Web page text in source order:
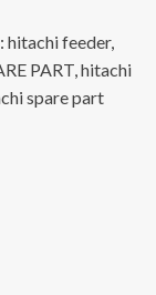
hitachi feeder,
PART,hitachi
spare part